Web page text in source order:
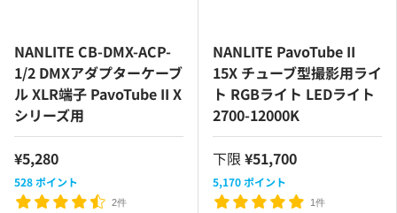
NANLITE CB-DMX-ACP-
1/2 DMXアダプターケーブ
ル XLR端子 PavoTube II X
シリーズ用
¥5,280
528ポイント
2件
NANLITE PavoTube II
15X チューブ型撮影用ライ
ト RGBライト LEDライト
2700-12000K
下限 ¥51,700
5,170ポイント
1件